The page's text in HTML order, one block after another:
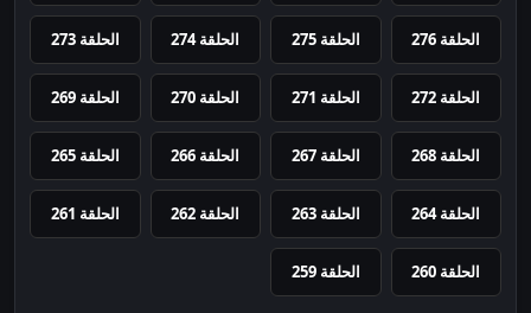
الحلقة 276 الحلقة 275 الحلقة 274 الحلقة 273
الحلقة 272 الحلقة 271 الحلقة 270 الحلقة 269
الحلقة 268 الحلقة 267 الحلقة 266 الحلقة 265
الحلقة 264 الحلقة 263 الحلقة 262 الحلقة 261
الحلقة 260 الحلقة 259